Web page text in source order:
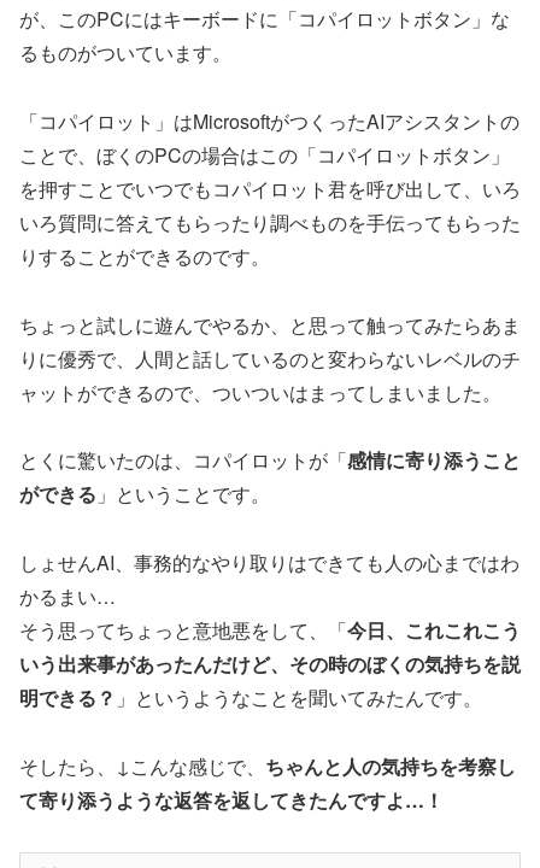
が、このPCにはキーボードに「コパイロットボタン」な
るものがついています。
「コパイロット」はMicrosoftがつくったAIアシスタントの
ことで、ぼくのPCの場合はこの「コパイロットボタン」
を押すことでいつでもコパイロット君を呼び出して、いろ
いろ質問に答えてもらったり調べものを手伝ってもらった
りすることができるのです。
ちょっと試しに遊んでやるか、と思って触ってみたらあま
りに優秀で、人間と話しているのと変わらないレベルのチ
ャットができるので、ついついはまってしまいました。
とくに驚いたのは、コパイロットが「感情に寄り添うこと
ができる 」ということです。
しょせんAI、事務的なやり取りはできても人の心まではわ
かるまい…
そう思ってちょっと意地悪をして、「今日、これこれこう
いう出来事があったんだけど、その時のぼくの気持ちを説
明できる？ 」というようなことを聞いてみたんです。
そしたら、↓こんな感じで、 ちゃんと人の気持ちを考察し
て寄り添うような返答を返してきたんですよ…！